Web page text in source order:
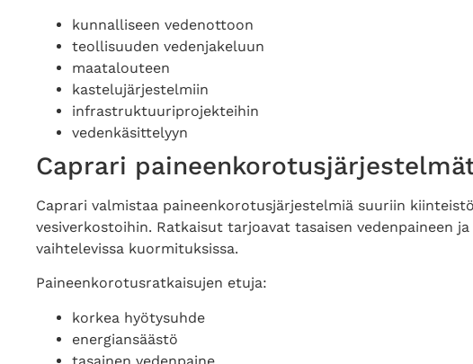
kunnalliseen vedenottoon
teollisuuden vedenjakeluun
maatalouteen
kastelujärjestelmiin
infrastruktuuriprojekteihin
vedenkäsittelyyn
Caprari
Caprari valmistaa paineenkorotusjärjestelmiä suuriin
vesiverkostoihin. Ratkaisut tarjoavat tasaisen vedenpaineen
vaihtelevissa kuormituksissa.
Paineenkorotusratkaisujen etuja:
korkea hyötysuhde
energiansäästö